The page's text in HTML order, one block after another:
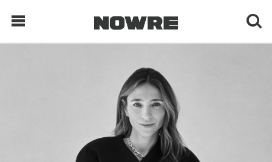
每日鲜榨
现客视点
每日栏目